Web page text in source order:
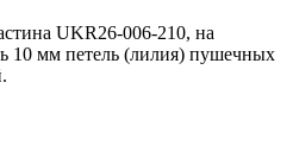
UKR26-006-210, на
10 мм петель (лилия) пушечных